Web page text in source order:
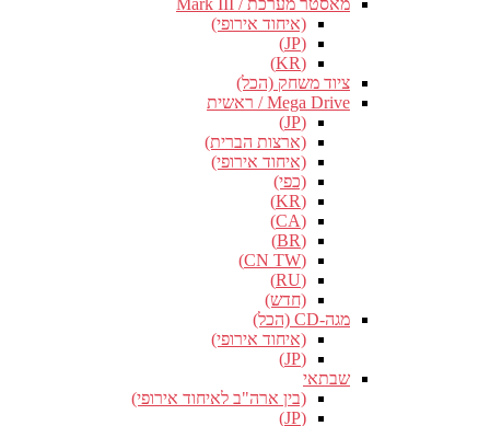
מאסטר מערכת / Mark III
(איחוד אירופי)
(JP)
(KR)
ציוד משחק (הכל)
Mega Drive / ראשית
(JP)
(ארצות הברית)
(איחוד אירופי)
(כפי)
(KR)
(CA)
(BR)
(CN TW)
(RU)
(חדש)
מגה-CD (הכל)
(איחוד אירופי)
(JP)
שבתאי
(בין ארה"ב לאיחוד אירופי)
(JP)